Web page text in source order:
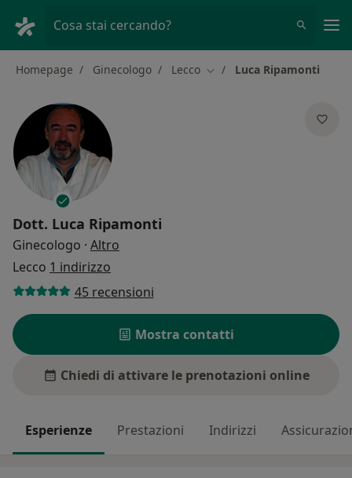
Cosa stai cercando?
Homepage Ginecologo Lecco Cambia città
Luca Ripamonti
Dott. Luca Ripamonti
Ginecologo · Altro
Lecco 1 indirizzo
45 recensioni
Mostra contatti
Chiedi di attivare le prenotazioni online
Esperienze Prestazioni Indirizzi